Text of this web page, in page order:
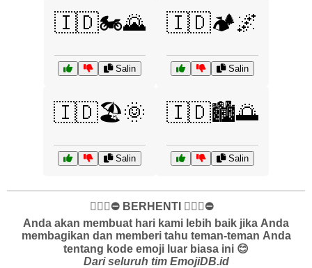
🇮🇩🏍️🌄
Salin
🇮🇩🏕️🌌
Salin
🇮🇩🏖️🌞
Salin
🇮🇩🏙️🌅
Salin
✋🏻🛑⛔️ BERHENTI ✋🏻🛑⛔️
Anda akan membuat hari kami lebih baik jika Anda
membagikan dan memberi tahu teman-teman Anda
tentang kode emoji luar biasa ini 😊
Dari seluruh tim EmojiDB.id